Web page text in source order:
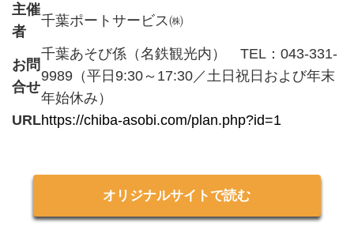
主催
者
千葉ポートサービス㈱
お問
合せ
千葉あそび係（名鉄観光内） TEL：043-331-
9989（平日9:30～17:30／土日祝日および年末
年始休み）
URLhttps://chiba-asobi.com/plan.php?id=1
オリジナルサイトで読む